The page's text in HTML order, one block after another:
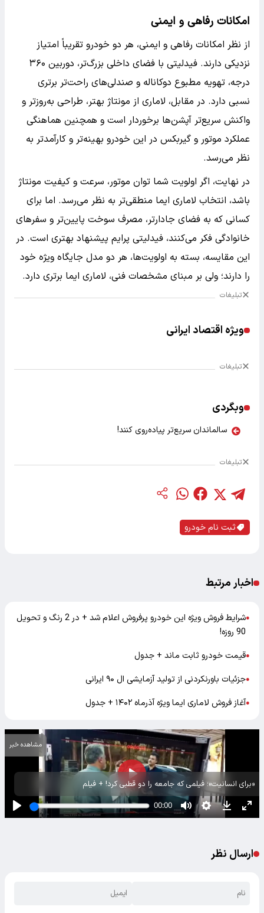
امکانات رفاهی و ایمنی
از نظر امکانات رفاهی و ایمنی، هر دو خودرو تقریباً امتیاز
نزدیکی دارند. فیدلیتی با فضای داخلی بزرگ‌تر، دوربین ۳۶۰
درجه، تهویه مطبوع دوکاناله و صندلی‌های راحت‌تر برتری
نسبی دارد. در مقابل، لاماری از مونتاژ بهتر، طراحی به‌روزتر و
واکنش سریع‌تر آپشن‌ها برخوردار است و همچنین هماهنگی
عملکرد موتور و گیربکس در این خودرو بهینه‌تر و کارآمدتر به
نظر می‌رسد.
در نهایت، اگر اولویت شما توان موتور، سرعت و کیفیت مونتاژ
باشد، انتخاب لاماری ایما منطقی‌تر به نظر می‌رسد. اما برای
کسانی که به فضای جادارتر، مصرف سوخت پایین‌تر و سفرهای
خانوادگی فکر می‌کنند، فیدلیتی پرایم پیشنهاد بهتری است. در
این مقایسه، بسته به اولویت‌ها، هر دو مدل جایگاه ویژه خود
را دارند؛ ولی بر مبنای مشخصات فنی، لاماری ایما برتری دارد.
تبلیغات
ویژه اقتصاد ایرانی
تبلیغات
وبگردی
سالماندان سریع‌تر پیاده‌روی کنند!
تبلیغات
ثبت نام خودرو
اخبار مرتبط
●
شرایط فروش ویژه این خودرو پرفروش اعلام شد + در 2 رنگ و تحویل
90 روزه!
●قیمت خودرو ثابت ماند + جدول
●جزئیات باورنکردنی از تولید آزمایشی ال ۹۰ ایرانی
●آغاز فروش لاماری ایما ویژه آذرماه ۱۴۰۲ + جدول
«برای انسانیت»؛ فیلمی که جامعه را دو قطبی کرد! + فیلم
مشاهده خبر
ارسال نظر